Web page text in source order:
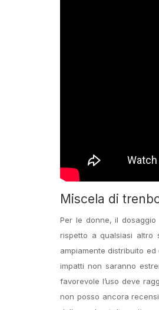
Miscela di
Per le donne, il
rispetto a qualsiasi altro
ampiamente distribuito
impatti non saranno
favorevole l’uso deve
non posso ancora